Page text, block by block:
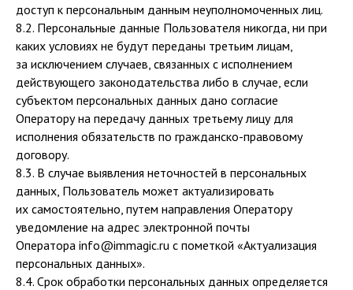
доступ к персональным данным неуполномоченных лиц.
8.2. Персональные данные Пользователя никогда, ни при
каких условиях не будут переданы третьим лицам,
за исключением случаев, связанных с исполнением
действующего законодательства либо в случае, если
субъектом персональных данных дано согласие
Оператору на передачу данных третьему лицу для
исполнения обязательств по гражданско-правовому
договору.
8.3. В случае выявления неточностей в персональных
данных, Пользователь может актуализировать
их самостоятельно, путем направления Оператору
уведомление на адрес электронной почты
Оператора info@immagic.ru с пометкой «Актуализация
персональных данных».
8.4. Срок обработки персональных данных определяется